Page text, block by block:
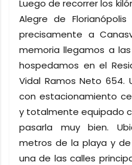
Luego de recorrer los
Alegre de
precisamente a
memoria llegamos a las
hospedamos en el
Vidal Ramos Neto 654.
con estacionamiento
y totalmente equipado
pasarla muy bien.
metros de la playa y de
una de las calles